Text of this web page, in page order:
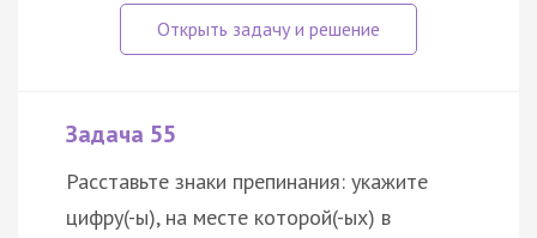
Задача 55
Расставьте знаки препинания: укажите
цифру(-ы), на месте которой(-ых) в